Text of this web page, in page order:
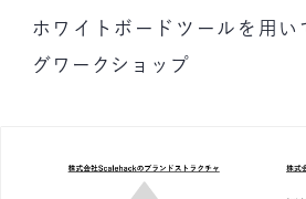
ホワイトボードツールを用い
グワークショップ